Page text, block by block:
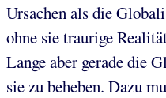
Ursachen als die
ohne sie traurige
Lange aber gerade die
sie zu beheben. Dazu